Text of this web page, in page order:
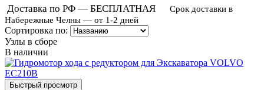
Доставка по РФ — БЕСПЛАТНАЯ
Срок доставки в
Набережные Челны — от 1-2 дней
Сортировка по:
Узлы в сборе
В наличии